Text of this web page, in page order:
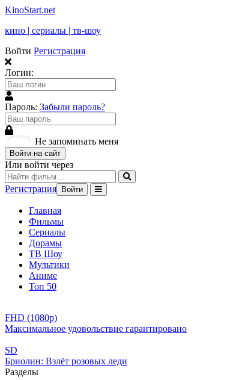
KinoStart.net
кино | сериалы | тв-шоу
Войти Регистрация
Логин:
Пароль: Забыли пароль?
Не запоминать меня
Войти на сайт
Или войти через
Регистрация Войти
Главная
Фильмы
Сериалы
Дорамы
ТВ Шоу
Мультики
Аниме
Топ 50
FHD (1080p)
Максимальное удовольствие гарантировано
SD
Бриолин: Взлёт розовых леди
Разделы